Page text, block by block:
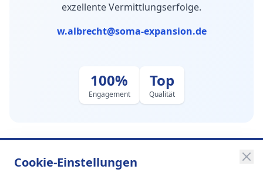
exzellente Vermittlungserfolge.
w.albrecht@soma-expansion.de
100%
Engagement
Top
Qualität
Cookie-Einstellungen